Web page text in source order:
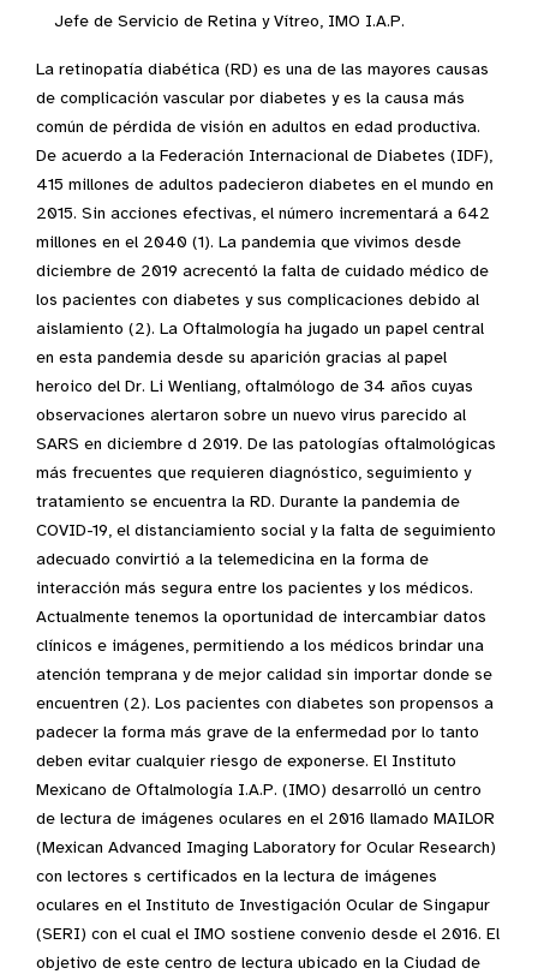
Jefe de Servicio de Retina y Vítreo, IMO I.A.P.
La retinopatía diabética (RD) es una de las mayores causas
de complicación vascular por diabetes y es la causa más
común de pérdida de visión en adultos en edad productiva.
De acuerdo a la Federación Internacional de Diabetes (IDF),
415 millones de adultos padecieron diabetes en el mundo en
2015. Sin acciones efectivas, el número incrementará a 642
millones en el 2040 (1). La pandemia que vivimos desde
diciembre de 2019 acrecentó la falta de cuidado médico de
los pacientes con diabetes y sus complicaciones debido al
aislamiento (2). La Oftalmología ha jugado un papel central
en esta pandemia desde su aparición gracias al papel
heroico del Dr. Li Wenliang, oftalmólogo de 34 años cuyas
observaciones alertaron sobre un nuevo virus parecido al
SARS en diciembre d 2019. De las patologías oftalmológicas
más frecuentes que requieren diagnóstico, seguimiento y
tratamiento se encuentra la RD. Durante la pandemia de
COVID-19, el distanciamiento social y la falta de seguimiento
adecuado convirtió a la telemedicina en la forma de
interacción más segura entre los pacientes y los médicos.
Actualmente tenemos la oportunidad de intercambiar datos
clínicos e imágenes, permitiendo a los médicos brindar una
atención temprana y de mejor calidad sin importar donde se
encuentren (2). Los pacientes con diabetes son propensos a
padecer la forma más grave de la enfermedad por lo tanto
deben evitar cualquier riesgo de exponerse. El Instituto
Mexicano de Oftalmología I.A.P. (IMO) desarrolló un centro
de lectura de imágenes oculares en el 2016 llamado MAILOR
(Mexican Advanced Imaging Laboratory for Ocular Research)
con lectores s certificados en la lectura de imágenes
oculares en el Instituto de Investigación Ocular de Singapur
(SERI) con el cual el IMO sostiene convenio desde el 2016. El
objetivo de este centro de lectura ubicado en la Ciudad de